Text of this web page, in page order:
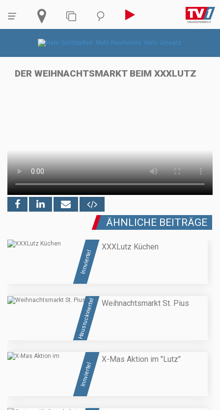
DER WEIHNACHTSMARKT BEIM XXXLUTZ
ÄHNLICHE BEITRÄGE
Innviertel
XXXLutz Küchen
Hausruckviertel Weihnachtsmarkt St. Pius
Innviertel
X-Mas Aktion im "Lutz"